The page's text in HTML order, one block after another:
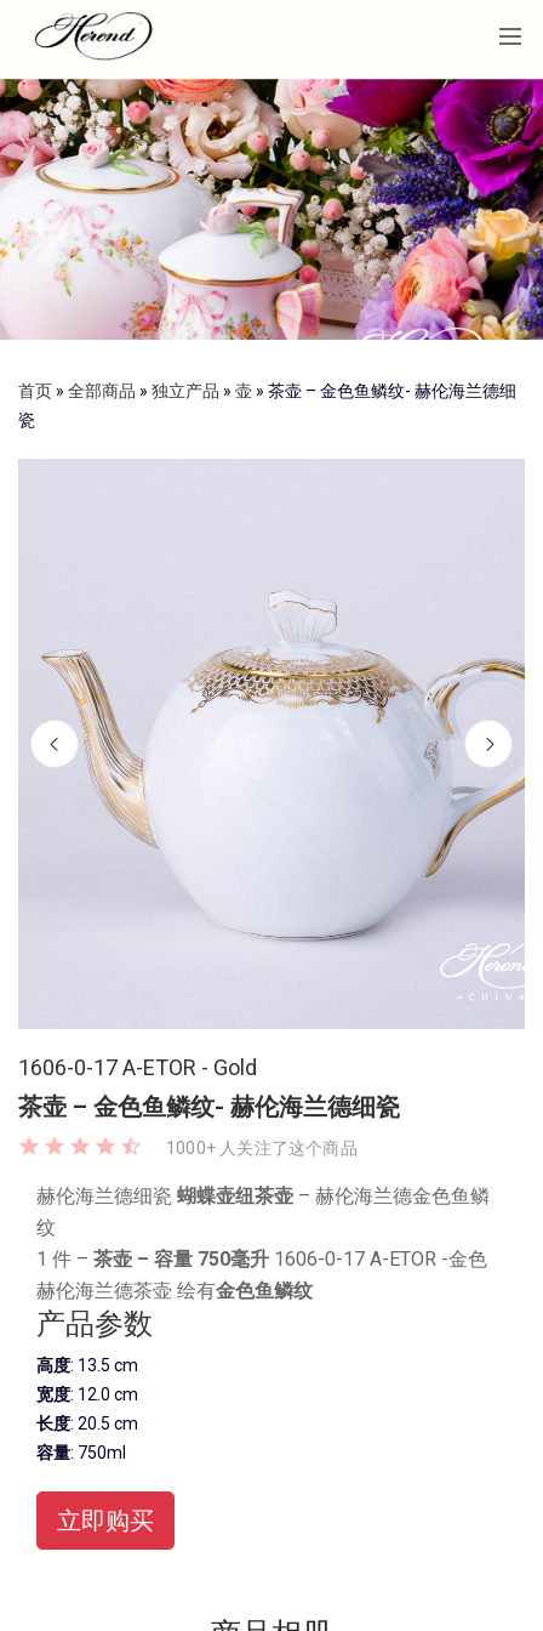
首页 » 全部商品 » 独立产品 » 壶 » 茶壶 – 金色鱼鳞纹- 赫伦海兰德细
瓷
1606-0-17 A-ETOR - Gold
茶壶 – 金色鱼鳞纹- 赫伦海兰德细瓷
1000+ 人关注了这个商品
赫伦海兰德细瓷 蝴蝶壶纽茶壶 – 赫伦海兰德金色鱼鳞
纹
1 件 – 茶壶 – 容量 750毫升 1606-0-17 A-ETOR -金色
赫伦海兰德茶壶 绘有金色鱼鳞纹
产品参数
高度: 13.5 cm
宽度: 12.0 cm
长度: 20.5 cm
容量: 750ml
立即购买